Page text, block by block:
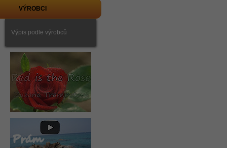
VÝROBCI
Výpis podle výrobců